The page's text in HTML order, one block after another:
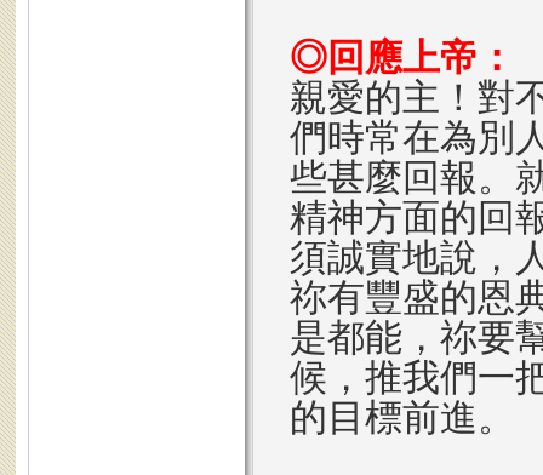
◎回應上帝：
親愛的主！對
們時常在為別
些甚麼回報。
精神方面的回
須誠實地說，
祢有豐盛的恩
是都能，祢要
候，推我們一
的目標前進。